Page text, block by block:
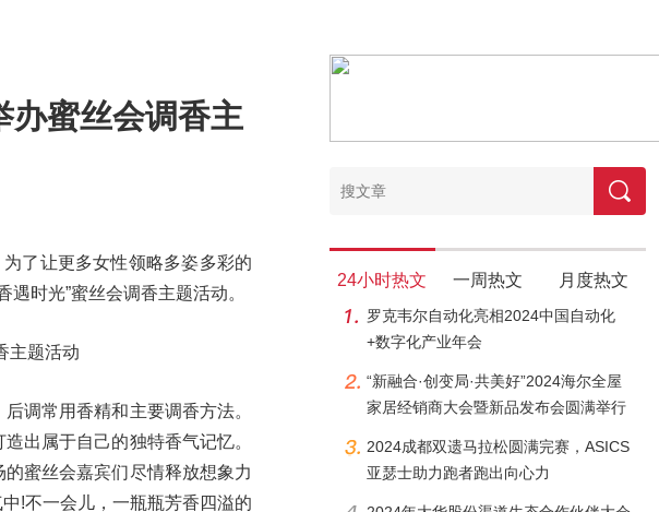
办蜜丝会调香主
了让更多女性领略多姿多彩的
时光”蜜丝会调香主题活动。
调常用香精和主要调香方法。
出属于自己的独特香气记忆。
蜜丝会嘉宾们尽情释放想象力
!不一会儿，一瓶瓶芳香四溢的
24小时热文 一周热文 月度热文
罗克韦尔自动化亮相2024中国自动化
+数字化产业年会
“新融合·创变局·共美好”2024海尔全屋
家居经销商大会暨新品发布会圆满举行
2024成都双遗马拉松圆满完赛，ASICS
亚瑟士助力跑者跑出向心力